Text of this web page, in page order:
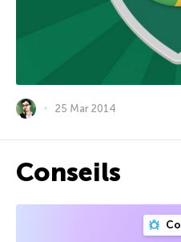
25 Mar 2014
Conseils